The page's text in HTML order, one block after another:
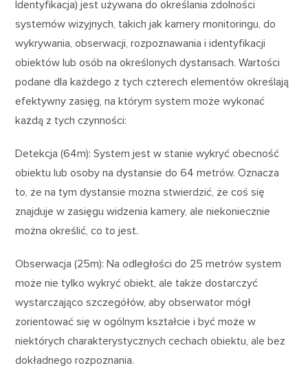
Identyfikacja) jest używana do określania zdolności
systemów wizyjnych, takich jak kamery monitoringu, do
wykrywania, obserwacji, rozpoznawania i identyfikacji
obiektów lub osób na określonych dystansach. Wartości
podane dla każdego z tych czterech elementów określają
efektywny zasięg, na którym system może wykonać
każdą z tych czynności:
Detekcja (64m): System jest w stanie wykryć obecność
obiektu lub osoby na dystansie do 64 metrów. Oznacza
to, że na tym dystansie można stwierdzić, że coś się
znajduje w zasięgu widzenia kamery, ale niekoniecznie
można określić, co to jest.
Obserwacja (25m): Na odległości do 25 metrów system
może nie tylko wykryć obiekt, ale także dostarczyć
wystarczająco szczegółów, aby obserwator mógł
zorientować się w ogólnym kształcie i być może w
niektórych charakterystycznych cechach obiektu, ale bez
dokładnego rozpoznania.